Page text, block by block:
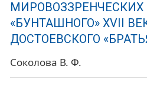
«БУНТАШНОГО» XVII
ДОСТОЕВСКОГО
Соколова В. Ф.